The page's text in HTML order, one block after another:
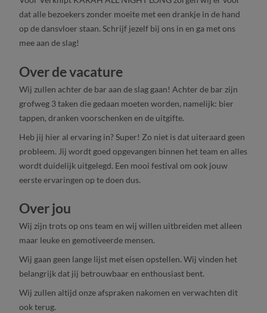
dat alle bezoekers zonder moeite met een drankje in de hand
op de dansvloer staan. Schrijf jezelf bij ons in en ga met ons
mee aan de slag!
Over de vacature
Wij zullen achter de bar aan de slag gaan! Achter de bar zijn
grofweg 3 taken die gedaan moeten worden, namelijk: bier
tappen, dranken voorschenken en de uitgifte.
Heb jij hier al ervaring in? Super! Zo niet is dat uiteraard geen
probleem. Jij wordt goed opgevangen binnen het team en alles
wordt duidelijk uitgelegd. Een mooi festival om ook jouw
eerste ervaringen op te doen dus.
Over jou
Wij zijn trots op ons team en wij willen uitbreiden met alleen
maar leuke en gemotiveerde mensen.
Wij gaan geen lange lijst met eisen opstellen. Wij vinden het
belangrijk dat jij betrouwbaar en enthousiast bent.
Wij zullen altijd onze afspraken nakomen en verwachten dit
ook terug.